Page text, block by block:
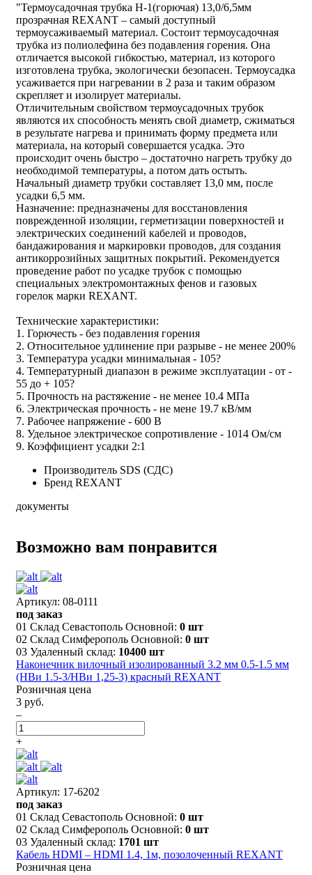
"Термоусадочная трубка Н-1(горючая) 13,0/6,5мм
прозрачная REXANT – самый доступный
термоусаживаемый материал. Состоит термоусадочная
трубка из полиолефина без подавления горения. Она
отличается высокой гибкостью, материал, из которого
изготовлена трубка, экологически безопасен. Термоусадка
усаживается при нагревании в 2 раза и таким образом
скрепляет и изолирует материалы.
Отличительным свойством термоусадочных трубок
являются их способность менять свой диаметр, сжиматься
в результате нагрева и принимать форму предмета или
материала, на который совершается усадка. Это
происходит очень быстро – достаточно нагреть трубку до
необходимой температуры, а потом дать остыть.
Начальный диаметр трубки составляет 13,0 мм, после
усадки 6,5 мм.
Назначение: предназначены для восстановления
поврежденной изоляции, герметизации поверхностей и
электрических соединений кабелей и проводов,
бандажирования и маркировки проводов, для создания
антикоррозийных защитных покрытий. Рекомендуется
проведение работ по усадке трубок с помощью
специальных электромонтажных фенов и газовых
горелок марки REXANT.
Технические характеристики:
1. Горючесть - без подавления горения
2. Относительное удлинение при разрыве - не менее 200%
3. Температура усадки минимальная - 105?
4. Температурный диапазон в режиме эксплуатации - от -
55 до + 105?
5. Прочность на растяжение - не менее 10.4 МПа
6. Электрическая прочность - не мене 19.7 кВ/мм
7. Рабочее напряжение - 600 В
8. Удельное электрическое сопротивление - 1014 Ом/см
9. Коэффициент усадки 2:1
Производитель SDS (СДС)
Бренд REXANT
документы
Возможно вам понравится
Артикул: 08-0111
под заказ
01 Склад Севастополь Основной: 0 шт
02 Склад Симферополь Основной: 0 шт
03 Удаленный склад: 10400 шт
Наконечник вилочный изолированный 3.2 мм 0.5-1.5 мм
(НВи 1.5-3/НВи 1,25-3) красный REXANT
Розничная цена
3 руб.
–
+
Артикул: 17-6202
под заказ
01 Склад Севастополь Основной: 0 шт
02 Склад Симферополь Основной: 0 шт
03 Удаленный склад: 1701 шт
Кабель HDMI – HDMI 1.4, 1м, позолоченный REXANT
Розничная цена